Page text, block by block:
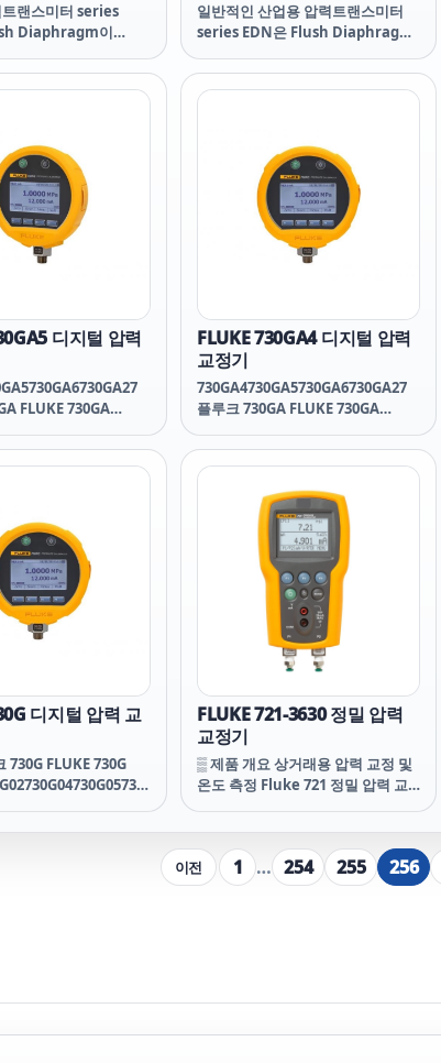
랜스미터 series
Diaphragm이
Silicon Sensor 기
되었습니다. 매우 정밀
목하여 설계되어 제작
압력센서에서 신호를
는 전자부분은
Insulation, Surge
의 엄격한 공정관리와
정을 거쳐서 아날로그
업을 완성하여 최종
니다.
일반적인 산업용 압력트랜스미터
series EDN은 Flush Diaphragm
Piezoresistive Silicon Sensor 기
반 위에 제조되었습니다. 매우 정밀
칩 설계를 접목하여 설계되어 제작
되었습니다. 압력센서에서 신호를
받아서 증폭하는 전자부분은
Noise, Burst, Insulation, Surge
그리고 최고의 엄격한 공정관리와
품질관리 과정을 거쳐서 아날로그
calibration 작업을 완성하여 최종
적으로 제작됩니다.
디지털 압력
FLUKE 730GA
FLUKE 730GA4 디지털 압력
교정기
730GA4730GA5730GA6730GA27
플루크 730GA FLUKE 730GA
디지털 압력 교
730G FLUKE 730G
FLUKE 721-3630 정밀 압력
교정기
▒ 제품 개요 상거래용 압력 교정 및
온도 측정 Fluke 721 정밀 압력 교
착되어 있어 정압과 차압을 하나의
도구로 동시에 측정할 수 있습니다.
이전 1 … 254 255 256